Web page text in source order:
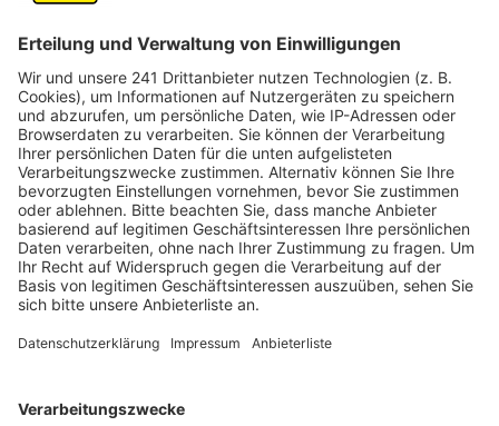
Wesseling und Bonn.
Veröffentlicht: Freitag, 18.09.2020 19:04
Anzeige
Wissenschaftler der Uni Basel hatten schon vor
einigen Jahren festgestellt, dass der Rhein zu den
Mikroplastik belastet sind. Die kleinen Plastikpartikel
Mikroskop sehen. Sie lösen sich zum Beispiel aus alten